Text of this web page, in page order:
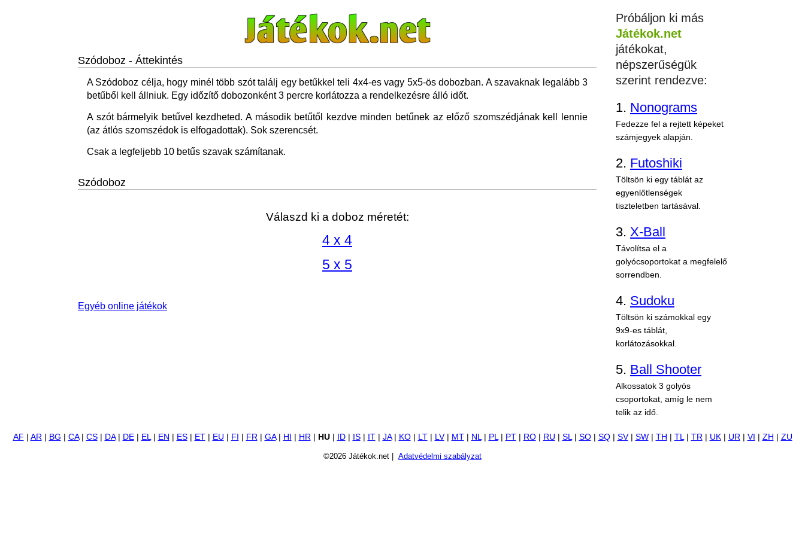
Szódoboz - Áttekintés
A Szódoboz célja, hogy minél több szót találj egy betűkkel teli 4x4-es vagy 5x5-ös dobozban. A szavaknak legalább 3
betűből kell állniuk. Egy időzítő dobozonként 3 percre korlátozza a rendelkezésre álló időt.
A szót bármelyik betűvel kezdheted. A második betűtől kezdve minden betűnek az előző szomszédjának kell lennie
(az átlós szomszédok is elfogadottak). Sok szerencsét.
Csak a legfeljebb 10 betűs szavak számítanak.
Szódoboz
Válaszd ki a doboz méretét:
4 x 4
5 x 5
Egyéb online játékok
Próbáljon ki más
Játékok.net
játékokat,
népszerűségük
szerint rendezve:
1. Nonograms
Fedezze fel a rejtett képeket
számjegyek alapján.
2. Futoshiki
Töltsön ki egy táblát az
egyenlőtlenségek
tiszteletben tartásával.
3. X-Ball
Távolítsa el a
golyócsoportokat a megfelelő
sorrendben.
4. Sudoku
Töltsön ki számokkal egy
9x9-es táblát,
korlátozásokkal.
5. Ball Shooter
Alkossatok 3 golyós
csoportokat, amíg le nem
telik az idő.
AF AR| BG CA| CS| DA| DE| EL| EN ES| ET| EU FI FR| GA| HI HR| HU| ID| IS| IT| JA| KO| LT| LV| MT| NL| PL| PT| RO| RU SL| SO| SQ| SV| SW| TH TL| TR| UK| UR| VI ZH ZU
©2026 Játékok.net | Adatvédelmi szabályzat